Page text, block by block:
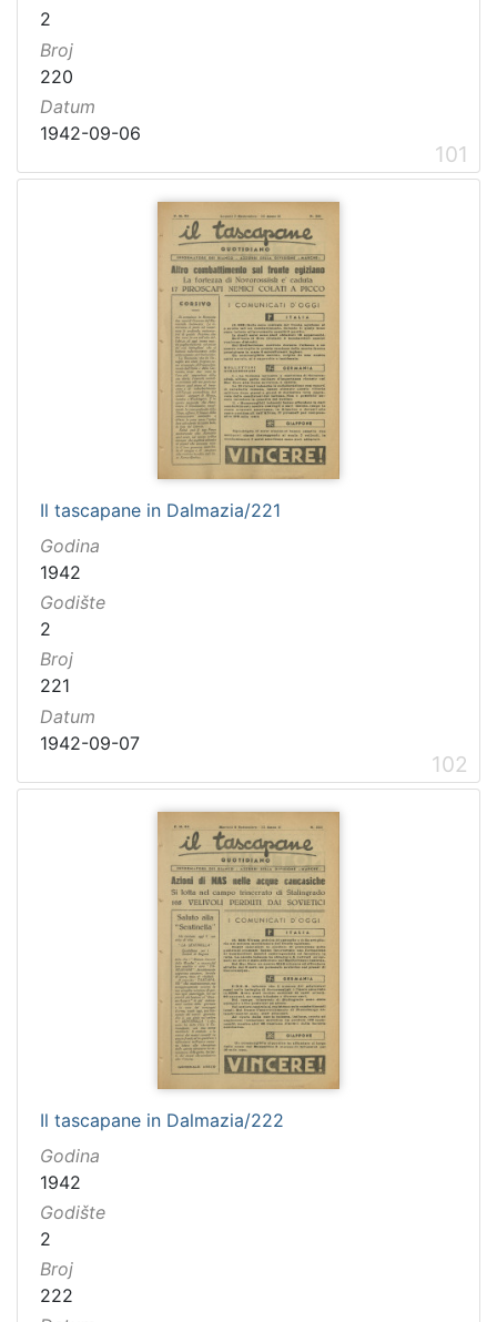
2
Broj
220
Datum
1942-09-06
101
Il tascapane in Dalmazia/221
Godina
1942
Godište
2
Broj
221
Datum
1942-09-07
102
Il tascapane in Dalmazia/222
Godina
1942
Godište
2
Broj
222